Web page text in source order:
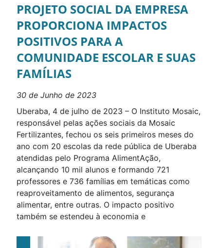
PROJETO SOCIAL DA EMPRESA
PROPORCIONA IMPACTOS
POSITIVOS PARA A
COMUNIDADE ESCOLAR E SUAS
FAMÍLIAS
30 de Junho de 2023
Uberaba, 4 de julho de 2023 – O Instituto Mosaic,
responsável pelas ações sociais da Mosaic
Fertilizantes, fechou os seis primeiros meses do
ano com 20 escolas da rede pública de Uberaba
atendidas pelo Programa AlimentAção,
alcançando 10 mil alunos e formando 721
professores e 736 famílias em temáticas como
reaproveitamento de alimentos, segurança
alimentar, entre outras. O impacto positivo
também se estendeu à economia e